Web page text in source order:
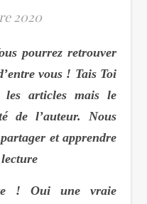
2020
vous ! Tais Toi
les articles mais le
de l’auteur. Nous
et apprendre
! Oui une vraie